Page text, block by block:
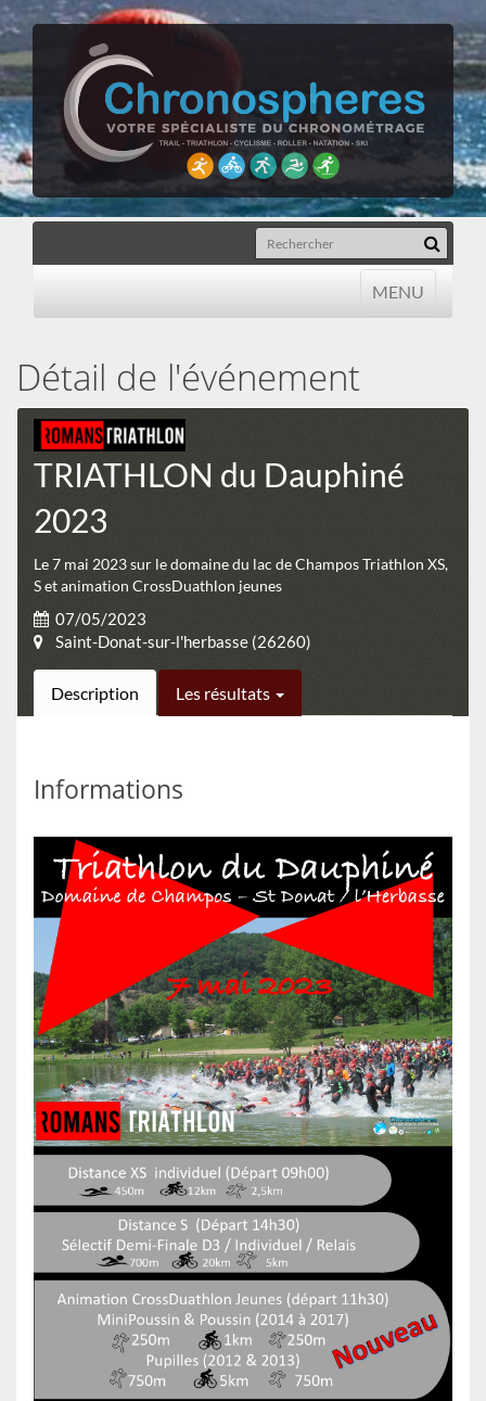
MENU
MENU
Détail de l'événement
TRIATHLON du Dauphiné
2023
Le 7 mai 2023 sur le domaine du lac de Champos Triathlon XS,
S et animation CrossDuathlon jeunes
07/05/2023
Saint-Donat-sur-l'herbasse (26260)
Description Les résultats
Informations